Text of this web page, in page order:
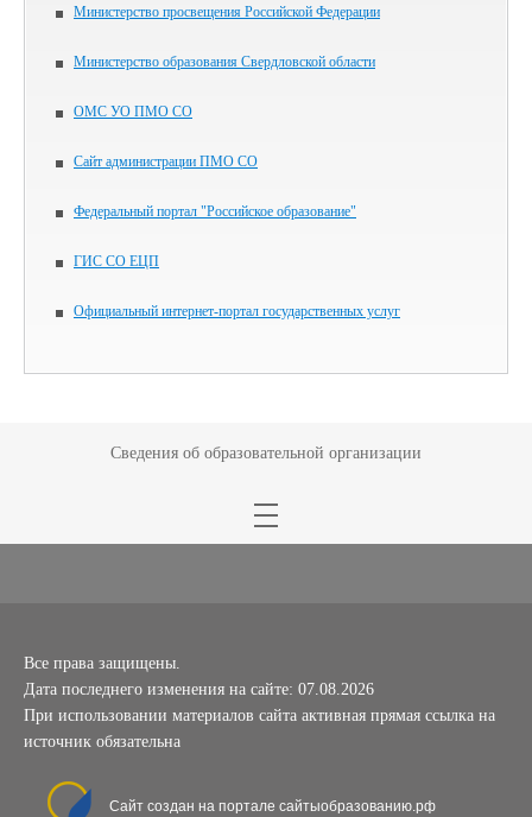
Министерство просвещения Российской Федерации
Министерство образования Свердловской области
ОМС УО ПМО СО
Сайт администрации ПМО СО
Федеральный портал "Российское образование"
ГИС СО ЕЦП
Официальный интернет-портал государственных услуг
Сведения об образовательной организации
Все права защищены.
Дата последнего изменения на сайте: 07.08.2026
При использовании материалов сайта активная прямая ссылка на
источник обязательна
Сайт создан на портале сайтыобразованию.рф